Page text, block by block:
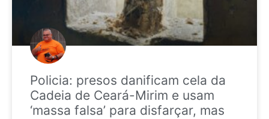
Policia: presos danificam cela da
Cadeia de Ceará-Mirim e usam
‘massa falsa’ para disfarçar, mas